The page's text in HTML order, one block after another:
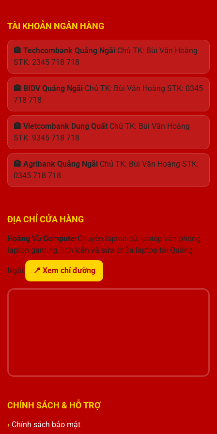
TÀI KHOẢN NGÂN HÀNG
🏦 Techcombank Quảng Ngãi Chủ TK: Bùi Văn Hoàng
STK: 2345 718 718
🏦 BIDV Quảng Ngãi Chủ TK: Bùi Văn Hoàng STK: 0345
718 718
🏦 Vietcombank Dung Quất Chủ TK: Bùi Văn Hoàng
STK: 9345 718 718
🏦 Agribank Quảng Ngãi Chủ TK: Bùi Văn Hoàng STK:
0345 718 718
ĐỊA CHỈ CỬA HÀNG
Hoàng Vũ ComputerChuyên laptop cũ, laptop văn phòng,
laptop gaming, linh kiện và sửa chữa laptop tại Quảng
Ngãi. 📍 Xem chỉ đường
CHÍNH SÁCH & HỖ TRỢ
Chính sách bảo mật